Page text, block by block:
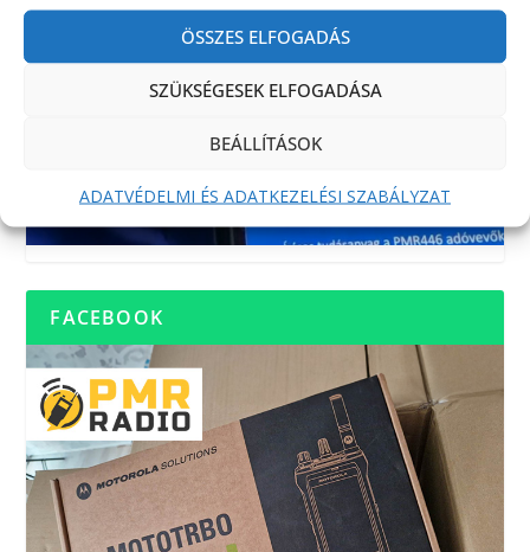
ÖSSZES ELFOGADÁS
SZÜKSÉGESEK ELFOGADÁSA
BEÁLLÍTÁSOK
ADATVÉDELMI ÉS ADATKEZELÉSI SZABÁLYZAT
FACEBOOK